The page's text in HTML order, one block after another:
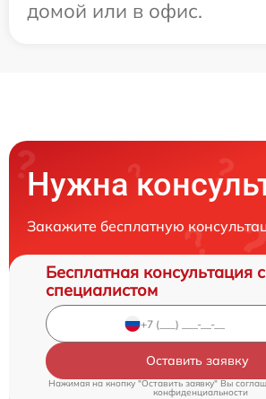
домой или в офис.
Нужна
Закажите бесплатную
Бесплатная консультация
специалистом
Оставить заявку
Нажимая на кнопку "Оставить заявку" Вы
конфиденциальности